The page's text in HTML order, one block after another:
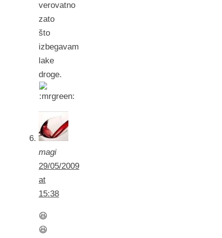
verovatno
zato
što
izbegavam
lake
droge.
magi
29/05/2009
at
15:38
😆
😆